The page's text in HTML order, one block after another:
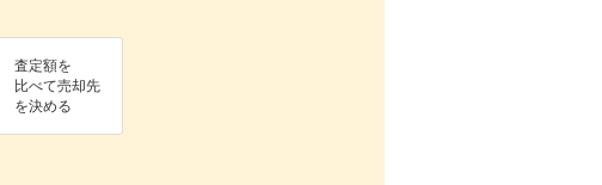
査定額を
比べて売却先
を決める